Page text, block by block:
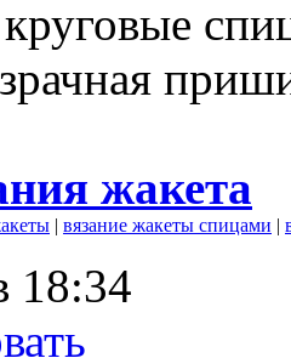
жакета
| вязание жакеты спицами |
18:34